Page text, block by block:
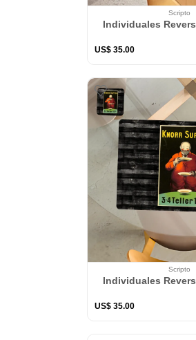
Scripto
Individuales
US$ 35.00
Scripto
Individuales
US$ 35.00